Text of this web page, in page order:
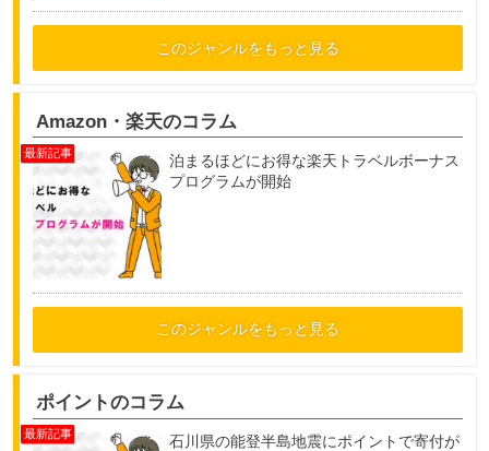
このジャンルをもっと見る
Amazon・楽天のコラム
泊まるほどにお得な楽天トラベルボーナス
プログラムが開始
このジャンルをもっと見る
ポイントのコラム
石川県の能登半島地震にポイントで寄付が